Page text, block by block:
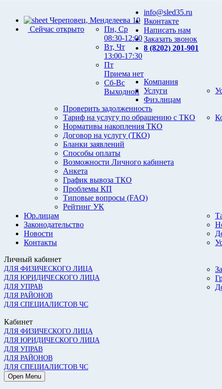
Череповец, Менделеева 10
Сейчас открыто
Пн, Ср
08:30-12:00
Вт, Чт
13:00-17:30
Пт
Приема нет
Сб-Вс
Выходной
info@sled35.ru
Вконтакте
Написать нам
Заказать звонок
8 (8202) 201-901
Компания
Услуги
Физ.лицам
Проверить задолженность
Тариф на услугу по обращению с ТКО
Нормативы накопления ТКО
Договор на услугу (ТКО)
Бланки заявлений
Способы оплаты
Возможности Личного кабинета
Анкета
График вывоза ТКО
Проблемы КП
Типовые вопросы (FAQ)
Рейтинг УК
Юр.лицам
Законодательство
Новости
Контакты
Личный кабинет
ДЛЯ ФИЗИЧЕСКОГО ЛИЦА
ДЛЯ ЮРИДИЧЕСКОГО ЛИЦА
ДЛЯ УПРАВ
ДЛЯ РАЙОНОВ
ДЛЯ СПЕЦИАЛИСТОВ ЧС
Кабинет
ДЛЯ ФИЗИЧЕСКОГО ЛИЦА
ДЛЯ ЮРИДИЧЕСКОГО ЛИЦА
ДЛЯ УПРАВ
ДЛЯ РАЙОНОВ
ДЛЯ СПЕЦИАЛИСТОВ ЧС
Open Menu